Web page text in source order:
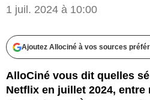
1 juil. 2024 à 10:00
Ajoutez Allociné à vos sources
AlloCiné vous dit quelles
Netflix en juillet 2024,